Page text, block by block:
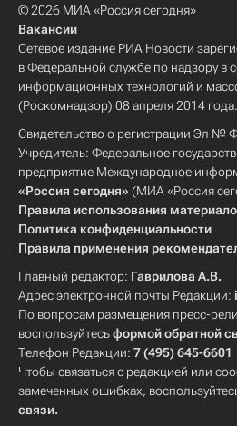
© 2026 МИА «Россия сегодня»
Вакансии
Сетевое издание РИА Новости
в Федеральной службе по надзору в
информационных технологий и
(Роскомнадзор) 08 апреля 2014 года.
Свидетельство о регистрации Эл №
Учредитель: Федеральное
предприятие Международное
«Россия сегодня» (МИА «Россия
Правила использования
Политика конфиденциальности
Правила применения
Главный редактор: Гаврилова А.В.
Адрес электронной почты Редакции:
По вопросам размещения пресс-
воспользуйтесьформой обратной
Телефон Редакции: 7 (495) 645-6601
Чтобы связаться с редакцией или
замеченных ошибках,
связи.